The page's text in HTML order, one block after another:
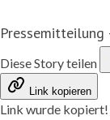
Pressemitteilung
Diese Story teilen
Link kopieren
Link wurde kopiert!